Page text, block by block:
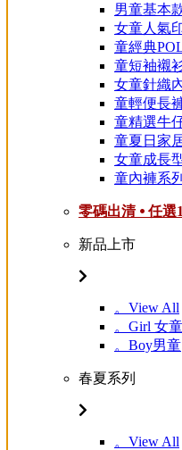
男童基本
女童人氣
童經典
童短袖襯
女童針織
童輕便長
童精選牛
童夏日家
女童成長
童內褲系
零碼出清 ⦁ 任選
新品上市
。View All
。Girl 女童
。Boy男童
春夏系列
。View All